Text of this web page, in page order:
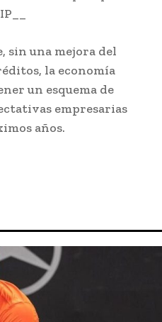
sin una mejora del
la economía
un esquema de
empresarias
años.